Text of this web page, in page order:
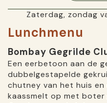
Zaterdag, zondag
Lunchmenu
Bombay Gegrilde
Een eerbetoon aan de
dubbelgestapelde
chutney van het huis en
kaassmelt op met